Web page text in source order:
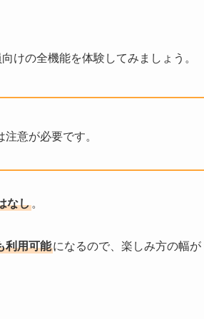
けの全機能を体験してみましょう。
意が必要です。
なし 。
利用可能になるので、楽しみ方の幅が